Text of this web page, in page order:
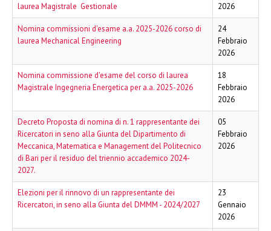
laurea Magistrale Gestionale
2026
Nomina commissioni d'esame a.a. 2025-2026 corso di
laurea Mechanical Engineering
24
Febbraio
2026
Nomina commissione d'esame del corso di laurea
Magistrale Ingegneria Energetica per a.a. 2025-2026
18
Febbraio
2026
Decreto Proposta di nomina di n. 1 rappresentante dei
Ricercatori in seno alla Giunta del Dipartimento di
Meccanica, Matematica e Management del Politecnico
di Bari per il residuo del triennio accademico 2024-
2027.
05
Febbraio
2026
Elezioni per il rinnovo di un rappresentante dei
Ricercatori, in seno alla Giunta del DMMM - 2024/2027
23
Gennaio
2026